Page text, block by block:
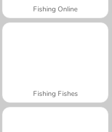
Fishing Online
Fishing Fishes